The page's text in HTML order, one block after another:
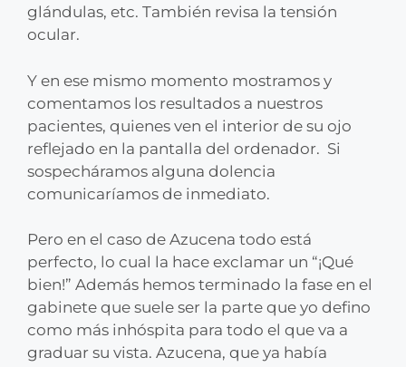
glándulas, etc. También revisa la tensión
ocular.
Y en ese mismo momento mostramos y
comentamos los resultados a nuestros
pacientes, quienes ven el interior de su ojo
reflejado en la pantalla del ordenador. Si
sospecháramos alguna dolencia
comunicaríamos de inmediato.
Pero en el caso de Azucena todo está
perfecto, lo cual la hace exclamar un “¡Qué
bien!” Además hemos terminado la fase en el
gabinete que suele ser la parte que yo defino
como más inhóspita para todo el que va a
graduar su vista. Azucena, que ya había